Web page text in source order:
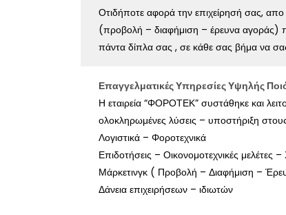
Οτιδήποτε αφορά την επιχείρησή σας, απο
(προβολή – διαφήμιση – έρευνα αγοράς)
πάντα δίπλα σας , σε κάθε σας βήμα να
Επαγγελματικές Υπηρεσίες Υψηλής
Η εταιρεία “ΦΟΡΟΤΕΚ” συστάθηκε και
ολοκληρωμένες λύσεις – υποστήριξη
Λογιστικά – Φοροτεχνικά
Επιδοτήσεις – Οικονομοτεχνικές μελέτες
Μάρκετινγκ ( Προβολή – Διαφήμιση –
Δάνεια επιχειρήσεων – ιδιωτών